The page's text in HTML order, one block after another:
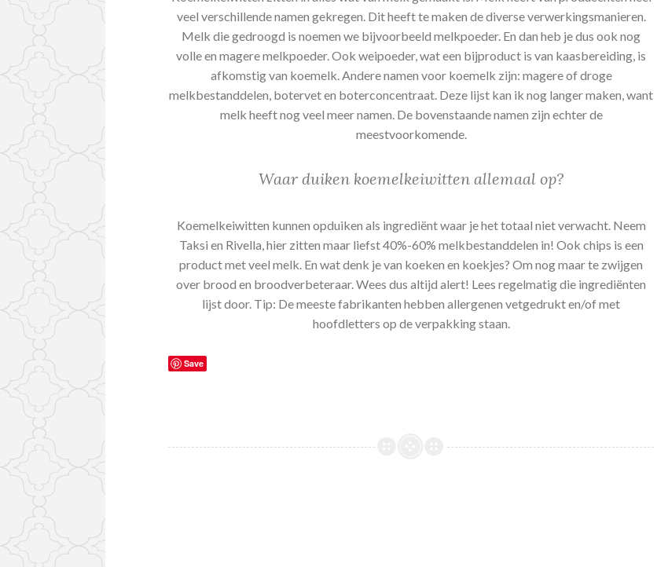
veel verschillende namen gekregen. Dit heeft te maken de diverse verwerkingsmanieren.
Melk die gedroogd is noemen we bijvoorbeeld melkpoeder. En dan heb je dus ook nog
volle en magere melkpoeder. Ook weipoeder, wat een bijproduct is van kaasbereiding, is
afkomstig van koemelk. Andere namen voor koemelk zijn: magere of droge
melkbestanddelen, botervet en boterconcentraat. Deze lijst kan ik nog langer maken, want
melk heeft nog veel meer namen. De bovenstaande namen zijn echter de
meestvoorkomende.
Waar duiken koemelkeiwitten allemaal op?
Koemelkeiwitten kunnen opduiken als ingrediënt waar je het totaal niet verwacht. Neem
Taksi en Rivella, hier zitten maar liefst 40%-60% melkbestanddelen in! Ook chips is een
product met veel melk. En wat denk je van koeken en koekjes? Om nog maar te zwijgen
over brood en broodverbeteraar. Wees dus altijd alert! Lees regelmatig die ingrediënten
lijst door. Tip: De meeste fabrikanten hebben allergenen vetgedrukt en/of met
hoofdletters op de verpakking staan.
Save